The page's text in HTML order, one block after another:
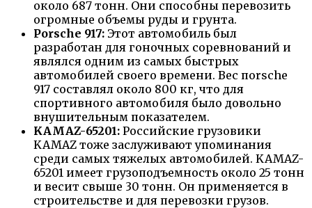
около 687 тонн. Они способны перевозить
огромные объемы руды и грунта.
Porsche 917: Этот автомобиль был
разработан для гоночных соревнований и
являлся одним из самых быстрых
автомобилей своего времени. Вес пorsche
917 составлял около 800 кг, что для
спортивного автомобиля было довольно
внушительным показателем.
KAMAZ-65201: Российские грузовики
KAMAZ тоже заслуживают упоминания
среди самых тяжелых автомобилей. KAMAZ-
65201 имеет грузоподъемность около 25 тонн
и весит свыше 30 тонн. Он применяется в
строительстве и для перевозки грузов.